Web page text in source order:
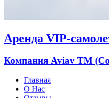
Аренда VIP-
Компания Aviav TM
Главная
О Нас